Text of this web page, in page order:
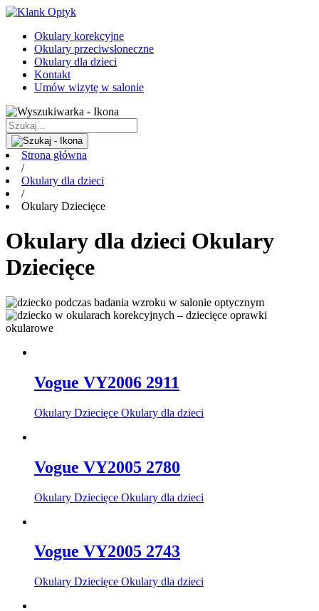
Okulary korekcyjne
Okulary przeciwsłoneczne
Okulary dla dzieci
Kontakt
Umów wizytę w salonie
Strona główna
/
Okulary dla dzieci
/
Okulary Dziecięce
Okulary dla dzieci Okulary
Dziecięce
Vogue VY2006 2911
Okulary Dziecięce Okulary dla dzieci
Vogue VY2005 2780
Okulary Dziecięce Okulary dla dzieci
Vogue VY2005 2743
Okulary Dziecięce Okulary dla dzieci